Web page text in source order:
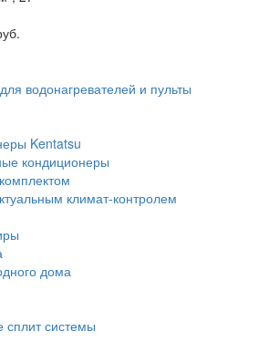
водонагревателей и пульты
Kentatsu
кондиционеры
климат-контролем
дома
сплит системы